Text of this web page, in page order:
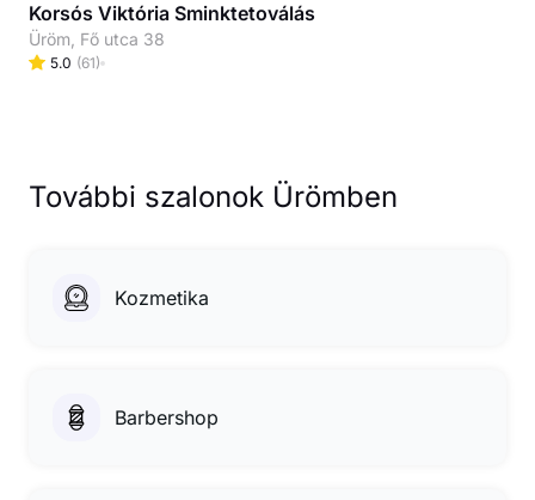
Korsós Viktória Sminktetoválás
Üröm, Fő utca 38
5.0 (61)
További szalonok Ürömben
Kozmetika
Barbershop